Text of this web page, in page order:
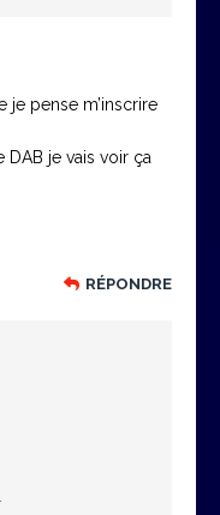
je pense m’inscrire
je vais voir ça
RÉPONDRE